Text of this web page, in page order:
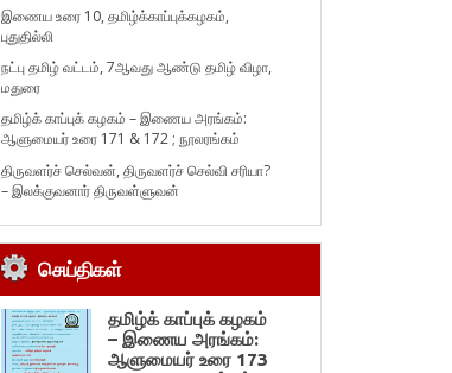
இணைய உரை 10, தமிழ்க்காப்புக்கழகம்,
புதுதில்லி
நட்பு தமிழ் வட்டம், 7ஆவது ஆண்டு தமிழ் விழா,
மதுரை
தமிழ்க் காப்புக் கழகம் – இணைய அரங்கம்:
ஆளுமையர் உரை 171 & 172 ; நூலரங்கம்
திருவளர்ச் செல்வன், திருவளர்ச் செல்வி சரியா?
– இலக்குவனார் திருவள்ளுவன்
செய்திகள்
தமிழ்க் காப்புக் கழகம்
– இணைய அரங்கம்:
ஆளுமையர் உரை 173